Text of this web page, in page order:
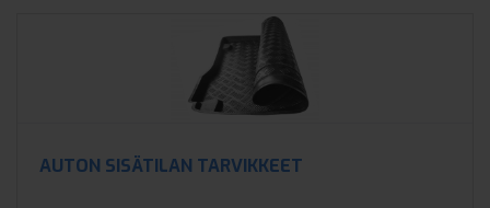
AUTON SISÄTILAN TARVIKKEET